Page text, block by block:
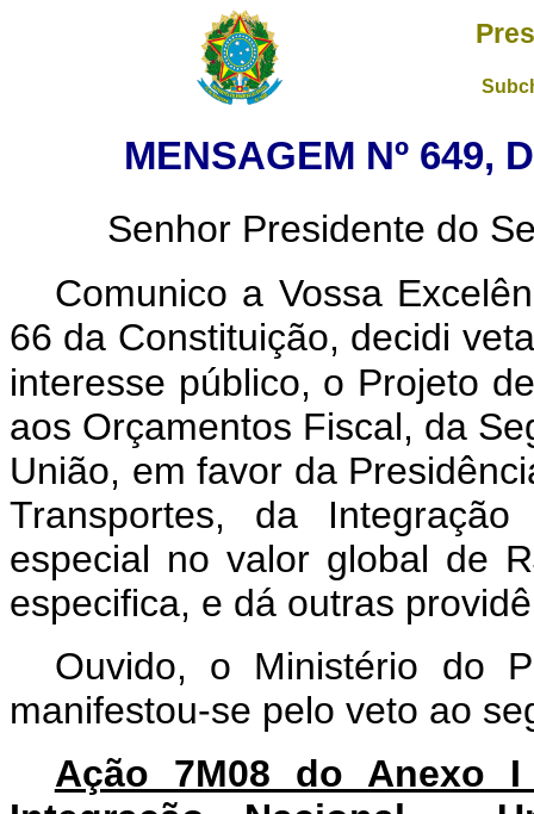
MENSAGEM Nº 649,
Senhor Presidente do
Comunico a Vossa
66 da Constituição, decidi
interesse público, o Projeto
aos Orçamentos Fiscal, da
União, em favor da
Transportes, da
especial no valor global de
especifica, e dá outras
Ouvido, o Ministério do
manifestou-se pelo veto ao
Ação 7M08 do Anexo